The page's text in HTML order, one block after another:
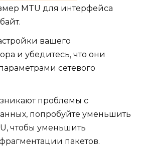
MTU для интерфейса
вашего
и убедитесь, что они
сетевого
проблемы с
попробуйте уменьшить
чтобы уменьшить
пакетов.